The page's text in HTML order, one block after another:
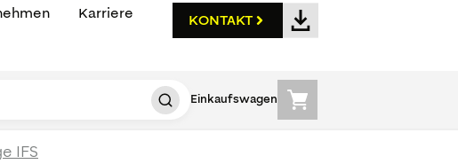
Karriere KONTAKT
Einkaufswagen
IFS